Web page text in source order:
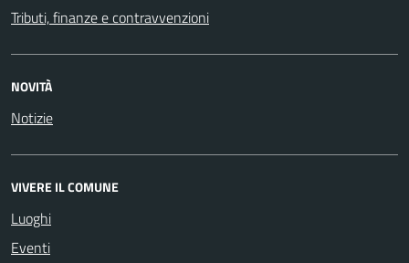
Tributi, finanze e contravvenzioni
NOVITÀ
Notizie
VIVERE IL COMUNE
Luoghi
Eventi